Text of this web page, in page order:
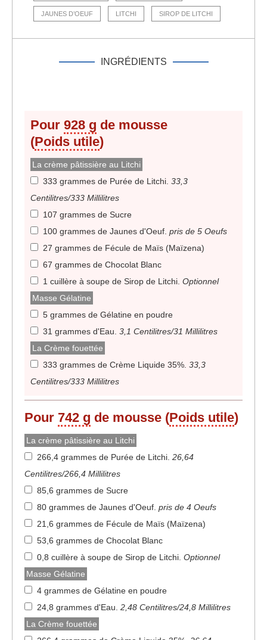
JAUNES D’OEUF LITCHI SIROP DE LITCHI
INGRÉDIENTS
Pour 928 g de mousse
(Poids utile)
La crème pâtissière au Litchi
333 grammes de Purée de Litchi. 33,3
Centilitres/333 Millilitres
107 grammes de Sucre
100 grammes de Jaunes d'Oeuf. pris de 5 Oeufs
27 grammes de Fécule de Maïs (Maïzena)
67 grammes de Chocolat Blanc
1 cuillère à soupe de Sirop de Litchi. Optionnel
Masse Gélatine
5 grammes de Gélatine en poudre
31 grammes d'Eau. 3,1 Centilitres/31 Millilitres
La Crème fouettée
333 grammes de Crème Liquide 35%. 33,3
Centilitres/333 Millilitres
Pour 742 g de mousse (Poids utile)
La crème pâtissière au Litchi
266,4 grammes de Purée de Litchi. 26,64
Centilitres/266,4 Millilitres
85,6 grammes de Sucre
80 grammes de Jaunes d'Oeuf. pris de 4 Oeufs
21,6 grammes de Fécule de Maïs (Maïzena)
53,6 grammes de Chocolat Blanc
0,8 cuillère à soupe de Sirop de Litchi. Optionnel
Masse Gélatine
4 grammes de Gélatine en poudre
24,8 grammes d'Eau. 2,48 Centilitres/24,8 Millilitres
La Crème fouettée